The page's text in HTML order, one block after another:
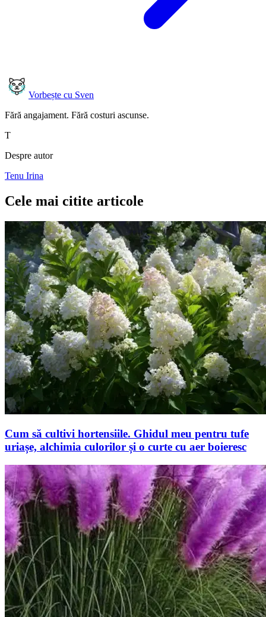
Vorbește cu Sven
Fără angajament. Fără costuri ascunse.
T
Despre autor
Tenu Irina
Cele mai citite articole
Cum să cultivi hortensiile. Ghidul meu pentru tufe
uriașe, alchimia culorilor și o curte cu aer boieresc